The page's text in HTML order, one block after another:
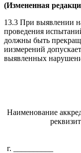
(Измененная
13.3 При выявлении
проведения
должны быть
иизмерений
выявленных
Наименование
г. __________